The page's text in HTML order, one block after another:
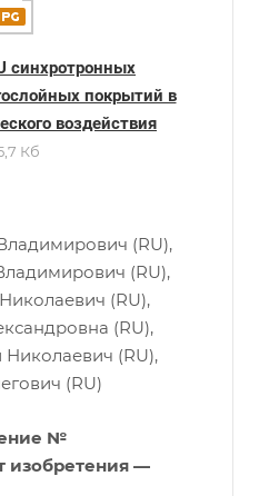
синхротронных
покрытий в
воздействия
Кб
(RU),
(RU),
(RU),
(RU),
(RU),
(RU)
№
изобретения —